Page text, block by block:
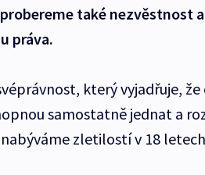
také nezvěstnost
práva.
který vyjadřuje, že
samostatně jednat a
nabýváme zletilostí v 18